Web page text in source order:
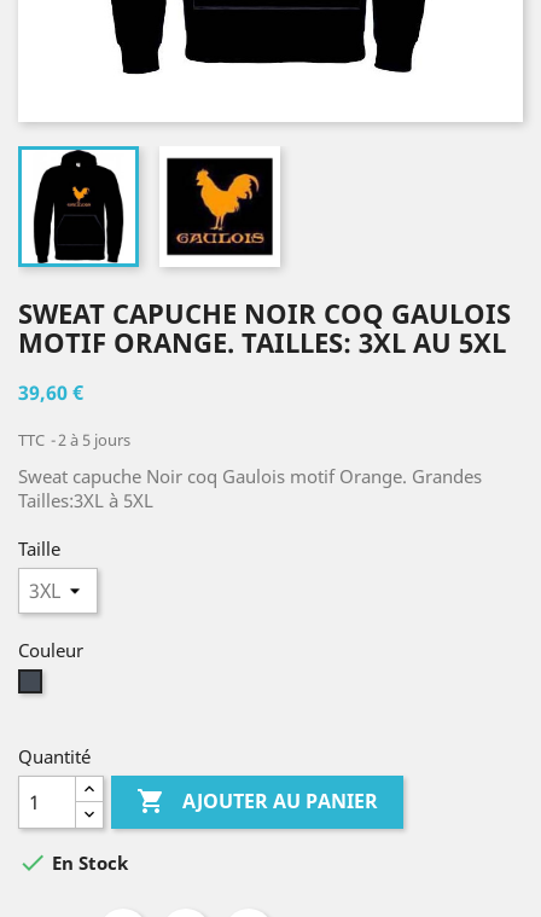
SWEAT CAPUCHE NOIR COQ GAULOIS
MOTIF ORANGE. TAILLES: 3XL AU 5XL
39,60 €
TTC 2 à 5 jours
Sweat capuche Noir coq Gaulois motif Orange. Grandes
Tailles:3XL à 5XL
Taille
Couleur
Quantité
 AJOUTER AU PANIER
 En Stock